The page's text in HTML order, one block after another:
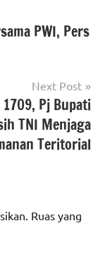
PWI, Pers
Next Post
Pj Bupati
TNI Menjaga
Teritorial
Ruas yang